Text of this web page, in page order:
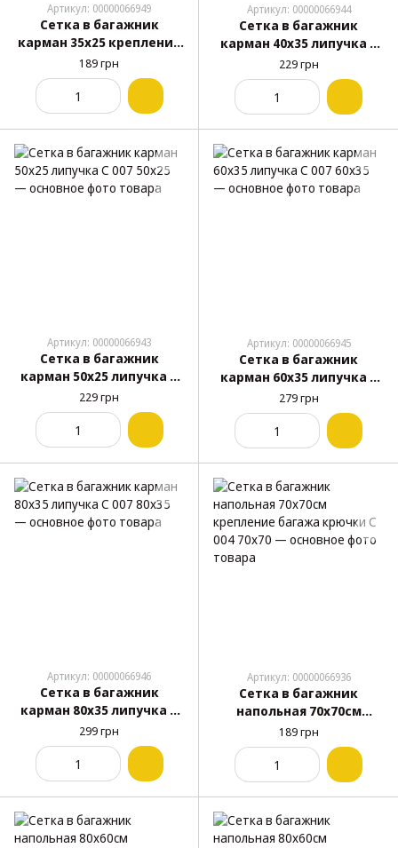
Артикул: 00000066949
Сетка в багажник
карман 35х25 крепление
саморезы С 010 25x35
189 грн
Артикул: 00000066944
Сетка в багажник
карман 40х35 липучка С
007 40x35
229 грн
Артикул: 00000066943
Сетка в багажник
карман 50х25 липучка С
007 50x25
229 грн
Артикул: 00000066945
Сетка в багажник
карман 60х35 липучка С
007 60x35
279 грн
Артикул: 00000066946
Сетка в багажник
карман 80х35 липучка С
007 80x35
299 грн
Артикул: 00000066936
Сетка в багажник
напольная 70х70см
крепление багажа
крючки С 004 70x70
189 грн